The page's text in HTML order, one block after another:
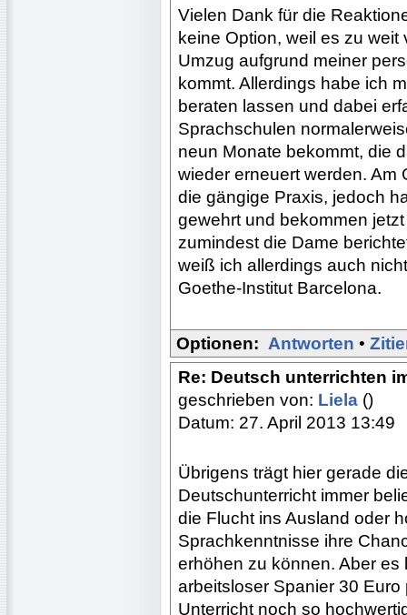
Vielen Dank für die
keine Option, weil es zu
Umzug aufgrund meiner
kommt. Allerdings habe ich
beraten lassen und dabei
Sprachschulen
neun Monate bekommt, die
wieder erneuert werden. Am
die gängige Praxis, jedoch
gewehrt und bekommen
zumindest die Dame
weiß ich allerdings auch
Goethe-Institut Barcelona.
Optionen: Antworten •
Re: Deutsch unterrichten
geschrieben von: Liela ()
Datum: 27. April 2013 13:49
Übrigens trägt hier gerade
Deutschunterricht immer
die Flucht ins Ausland oder
Sprachkenntnisse ihre
erhöhen zu können. Aber
arbeitsloser Spanier 30
Unterricht noch so